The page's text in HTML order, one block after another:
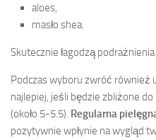
aloes,
masło shea.
Skutecznie łagodzą
Podczas wyboru zwróć również
najlepiej, jeśli będzie zbliżone
(około 5-5.5). Regularna
pozytywnie wpłynie na wygląd